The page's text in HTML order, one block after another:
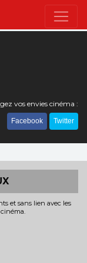
vos envies cinéma :
Facebook Twitter
et sans lien avec les